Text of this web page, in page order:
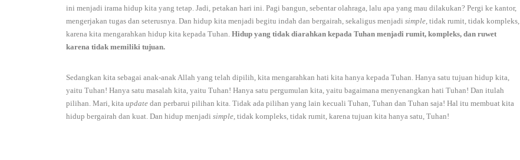
ini menjadi irama hidup kita yang tetap. Jadi, petakan hari ini. Pagi bangun, sebentar olahraga, lalu apa yang mau dilakukan? Pergi ke kantor,
mengerjakan tugas dan seterusnya. Dan hidup kita menjadi begitu indah dan bergairah, sekaligus menjadi simple, tidak rumit, tidak kompleks,
karena kita mengarahkan hidup kita kepada Tuhan. Hidup yang tidak diarahkan kepada Tuhan menjadi rumit, kompleks, dan ruwet
karena tidak memiliki tujuan.
Sedangkan kita sebagai anak-anak Allah yang telah dipilih, kita mengarahkan hati kita hanya kepada Tuhan. Hanya satu tujuan hidup kita,
yaitu Tuhan! Hanya satu masalah kita, yaitu Tuhan! Hanya satu pergumulan kita, yaitu bagaimana menyenangkan hati Tuhan! Dan itulah
pilihan. Mari, kita update dan perbarui pilihan kita. Tidak ada pilihan yang lain kecuali Tuhan, Tuhan dan Tuhan saja! Hal itu membuat kita
hidup bergairah dan kuat. Dan hidup menjadi simple, tidak kompleks, tidak rumit, karena tujuan kita hanya satu, Tuhan!